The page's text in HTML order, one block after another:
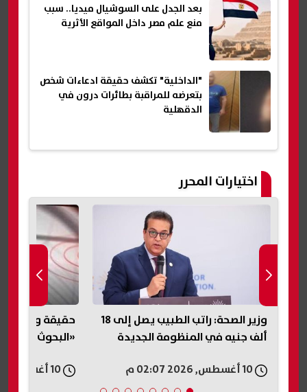
بعد الجدل على السوشيال ميديا.. سبب
منع علم مصر داخل المواقع الأثرية
"الداخلية" تكشف حقيقة ادعاءات شخص
بتعرضه للمراقبة بطائرات درون في
الدقهلية
اختيارات المحرر
وزير الصحة: راتب الطبيب يصل إلى 18
ألف جنيه في المنظومة الجديدة
حقيقة وقوع
«البحوث